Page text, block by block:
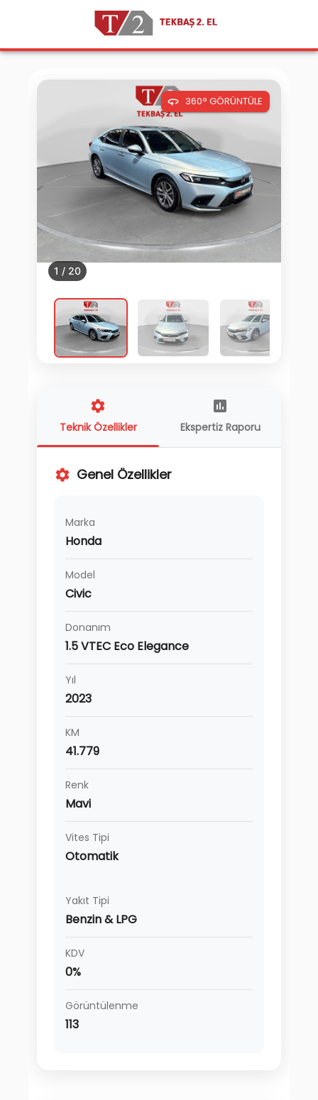
1 / 20
360° GÖRÜNTÜLE
Teknik Özellikler Ekspertiz Raporu
Genel Özellikler
Marka
Honda
Model
Civic
Donanım
1.5 VTEC Eco Elegance
Yıl
2023
KM
41.779
Renk
Mavi
Vites Tipi
Otomatik
Yakıt Tipi
Benzin & LPG
KDV
0%
Görüntülenme
113